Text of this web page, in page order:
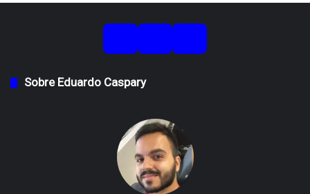
Sobre Eduardo Caspary